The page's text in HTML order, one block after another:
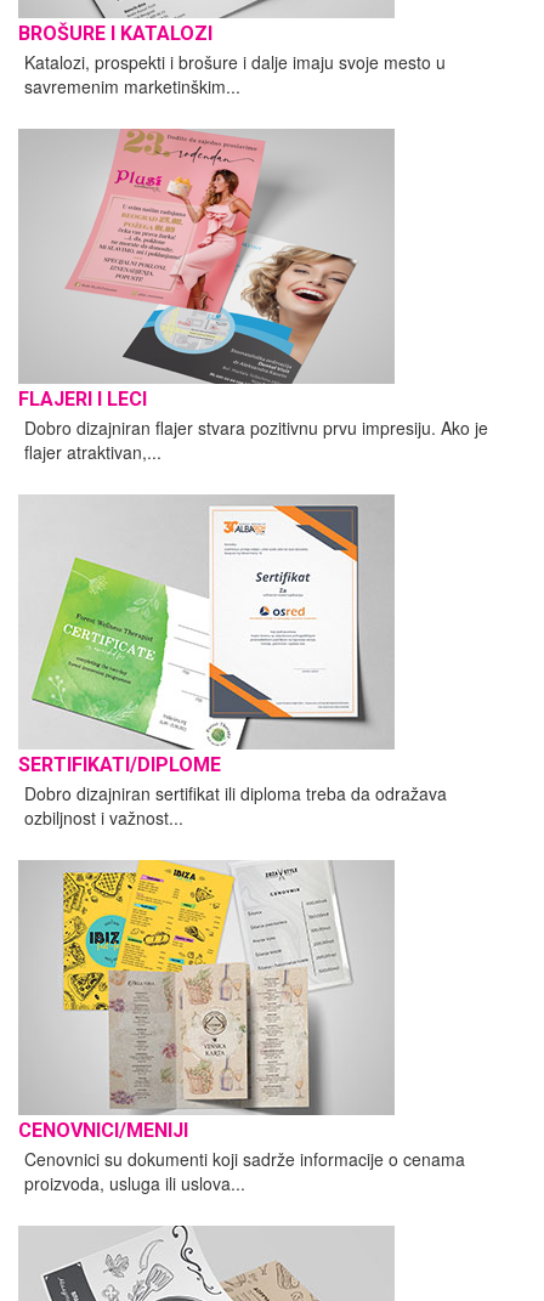
BROŠURE I KATALOZI
Katalozi, prospekti i brošure i dalje imaju svoje mesto u
savremenim marketinškim...
FLAJERI I LECI
Dobro dizajniran flajer stvara pozitivnu prvu impresiju. Ako je
flajer atraktivan,...
SERTIFIKATI/DIPLOME
Dobro dizajniran sertifikat ili diploma treba da odražava
ozbiljnost i važnost...
CENOVNICI/MENIJI
Cenovnici su dokumenti koji sadrže informacije o cenama
proizvoda, usluga ili uslova...